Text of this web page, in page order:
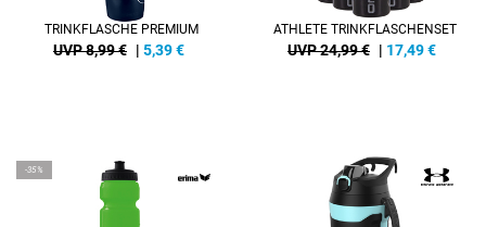
TRINKFLASCHE PREMIUM
UVP 8,99 € | 5,39€
ATHLETE TRINKFLASCHENSET
UVP 24,99 € | 17,49€
-35%